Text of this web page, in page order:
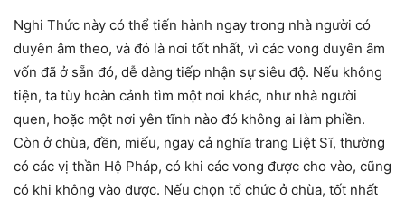
Nghi Thức này có thể tiến hành ngay trong nhà người có
duyên âm theo, và đó là nơi tốt nhất, vì các vong duyên âm
vốn đã ở sẵn đó, dễ dàng tiếp nhận sự siêu độ. Nếu không
tiện, ta tùy hoàn cảnh tìm một nơi khác, như nhà người
quen, hoặc một nơi yên tĩnh nào đó không ai làm phiền.
Còn ở chùa, đền, miếu, ngay cả nghĩa trang Liệt Sĩ, thường
có các vị thần Hộ Pháp, có khi các vong được cho vào, cũng
có khi không vào được. Nếu chọn tổ chức ở chùa, tốt nhất